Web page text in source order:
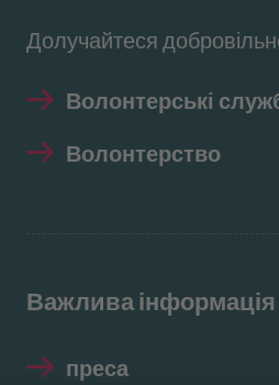
Долучайтеся
Волонтерські
Волонтерство
Важлива інформація
преса